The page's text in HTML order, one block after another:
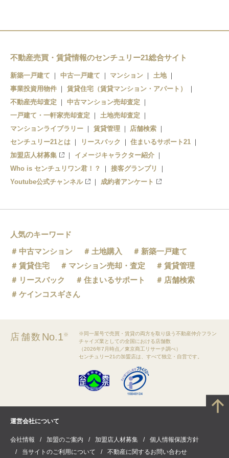
大泉学園駅
不動産売買・賃貸情報のセンチュリー21総合サイト
新築一戸建て 中古一戸建て マンション
土地
事業投資用物件
賃貸住宅（賃貸マンション・アパート）
不動産売却査定
中古マンション売却査定
一戸建て・一軒家売却査定
土地売却査定
マンションライブラリー
賃貸管理
店舗検索
センチュリー21とは
リースバック
住まいるサポート21
加盟店人材募集
イメージキャラクター紹介
Who is センチュリワン君！？
接客グランプリ
Youtube公式チャンネル
成約者アンケート
人気のキーワード
中古マンション
土地購入
新築一戸建て
賃貸住宅
マンション売却・査定
賃貸管理
リースバック
住まいるサポート
店舗検索
ケインコスギさん
店舗数 No.1※
※同一屋号で売買・賃貸の両方を取り扱う不動産仲介フラン
チャイズ業としての全国における店舗数
（2026年7月時点／東京商工リサーチ調べ）
センチュリー21の加盟店は、すべて独立・自営です。
運営会社について
会社情報 加盟のご案内 加盟店人材募集
個人情報保護方針
当サイトのご利用について
不動産に関するお問い合わせ